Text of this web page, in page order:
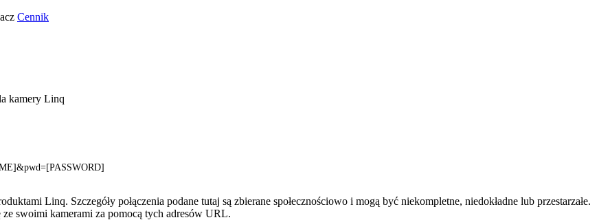
Cennik
kamery Linq
Linq. Szczegóły połączenia podane tutaj są zbierane społecznościowo i mogą być niekompletne, niedokładne lub przestarzałe.
swoimi kamerami za pomocą tych adresów URL.